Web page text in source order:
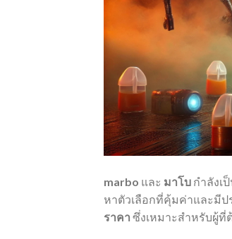
marbo และ มาโบ กำลังเ
หาตัวเลือกที่คุ้มค่าและมี
ราคา ซึ่งเหมาะสำหรับผู้